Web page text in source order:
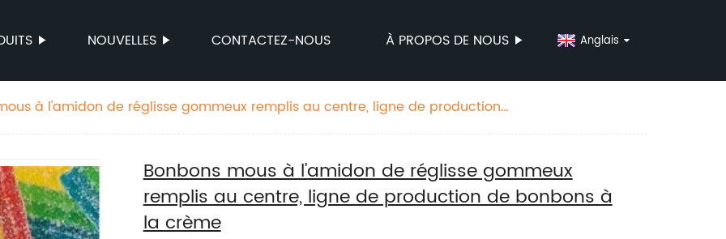
NOUVELLES CONTACTEZ-NOUS À PROPOS DE NOUS Anglais
à l'amidon de réglisse gommeux remplis au centre, ligne de production
Bonbons mous à l'amidon de réglisse gommeux
remplis au centre, ligne de production de bonbons à
la crème